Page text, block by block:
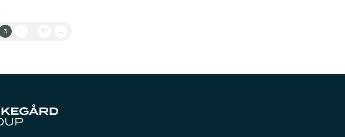
3 4 12 →